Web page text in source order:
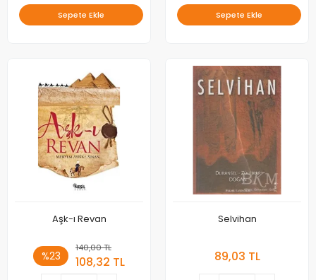
Sepete Ekle Sepete Ekle
Aşk-ı Revan
%23
140,00 TL
108,32 TL
Selvihan
89,03 TL